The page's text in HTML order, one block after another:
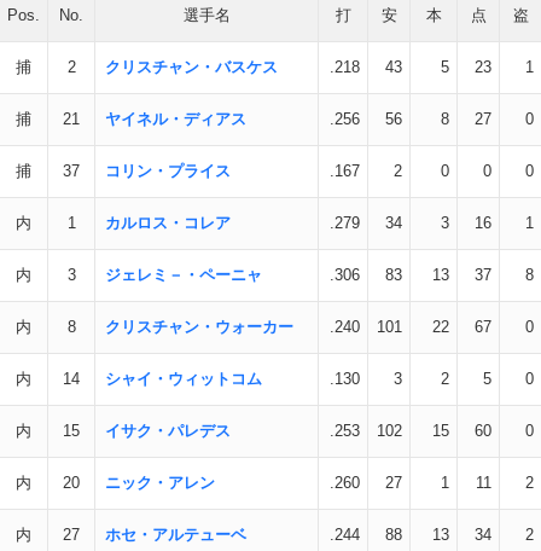
Pos. No. 選手名 打 安 本 点 盗
捕 2 クリスチャン・バスケス .218 43 5 23 1
捕 21 ヤイネル・ディアス .256 56 8 27 0
捕 37 コリン・プライス .167 2 0 0 0
内 1 カルロス・コレア .279 34 3 16 1
内 3 ジェレミ－・ペーニャ .306 83 13 37 8
内 8 クリスチャン・ウォーカー .240 101 22 67 0
内 14 シャイ・ウィットコム .130 3 2 5 0
内 15 イサク・パレデス .253 102 15 60 0
内 20 ニック・アレン .260 27 1 11 2
内 27 ホセ・アルテューベ .244 88 13 34 2